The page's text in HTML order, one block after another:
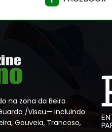
na zona da Beira
/Viseu— incluindo
Gouveia, Trancoso,